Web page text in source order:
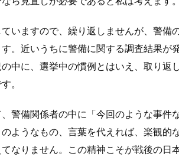
いますので、繰り返しませんが、警備
。近いうちに警備に関する調査結果が
中に、選挙中の慣例とはいえ、取り返
。
警備関係者の中に「今回のような事件
ようなもの、言葉を代えれば、楽観的
なりません。この精神こそが戦後の日